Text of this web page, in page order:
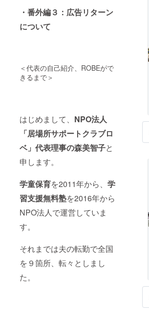
・番外編３：広告リターン
について
＜代表の自己紹介、ROBEがで
きるまで＞
はじめまして、 NPO法人
「居場所サポートクラブロ
ベ」代表理事の森美智子と
申します。
学童保育を2011年から、 学
習支援無料塾を2016年から
NPO法人で運営していま
す。
それまでは夫の転勤で全国
を９箇所、転々としまし
た。